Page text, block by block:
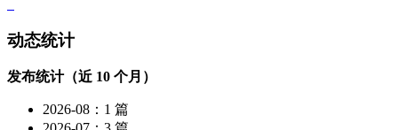
动态统计
发布统计（近 10 个月）
2026-08：1 篇